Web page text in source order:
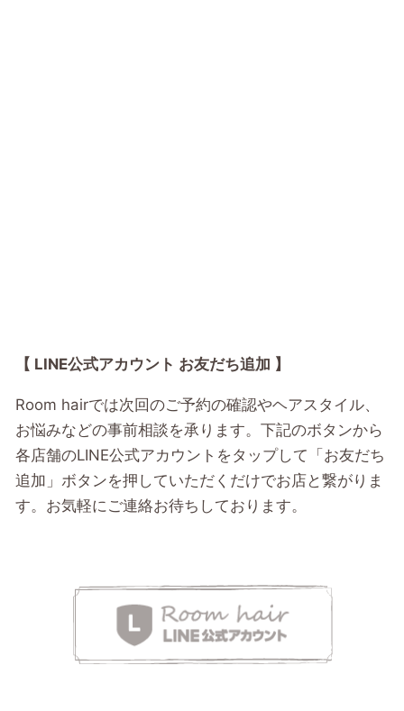
【 LINE公式アカウント お友だち追加 】
Room hairでは次回のご予約の確認やヘアスタイル、
お悩みなどの事前相談を承ります。下記のボタンから
各店舗のLINE公式アカウントをタップして「お友だち
追加」ボタンを押していただくだけでお店と繋がりま
す。お気軽にご連絡お待ちしております。